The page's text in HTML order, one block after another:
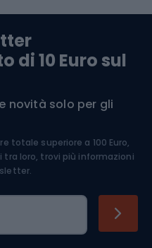
di 10 Euro sul
novità solo per gli
totale superiore a 100 Euro,
tra loro, trovi più informazioni